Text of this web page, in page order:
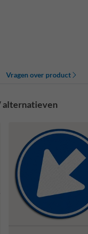
Vragen over product
alternatieven